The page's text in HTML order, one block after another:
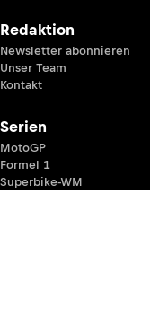
Redaktion
Newsletter abonnieren
Unser Team
Kontakt
Serien
MotoGP
Formel 1
Superbike-WM